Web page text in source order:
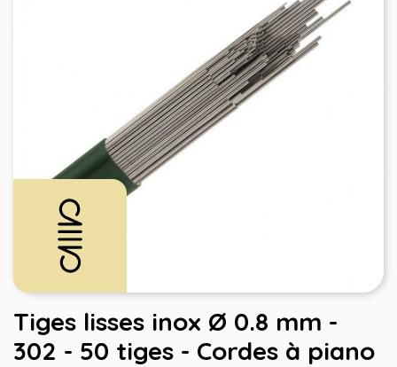
Tiges lisses inox Ø 0.8 mm -
302 - 50 tiges - Cordes à piano